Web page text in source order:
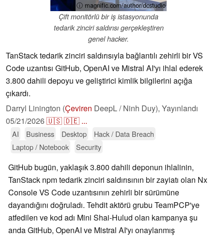
ⓘ magnific.com/author/dcstudio
Çift monitörlü bir iş istasyonunda
tedarik zinciri saldırısı gerçekleştiren
genel hacker.
TanStack tedarik zinciri saldırısıyla bağlantılı zehirli bir VS
Code uzantısı GitHub, OpenAI ve Mistral AI'yı ihlal ederek
3.800 dahili depoyu ve geliştirici kimlik bilgilerini açığa
çıkardı.
Darryl Linington (Çeviren DeepL / Ninh Duy), Yayınlandı
05/21/2026🇺🇸🇩🇪 ...
AI Business Desktop
Hack / Data Breach
Laptop / Notebook
Security
GitHub bugün, yaklaşık 3.800 dahili deponun ihlalinin,
TanStack npm tedarik zinciri saldırısının bir zayiatı olan Nx
Console VS Code uzantısının zehirli bir sürümüne
dayandığını doğruladı. Tehdit aktörü grubu TeamPCP'ye
atfedilen ve kod adı Mini Shai-Hulud olan kampanya şu
anda GitHub, OpenAI ve Mistral AI'yı onaylanmış